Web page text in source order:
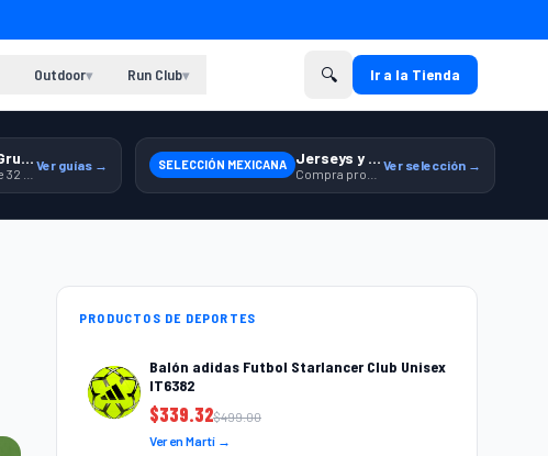
Outdoor▾ Run Club▾ 🔍 Ir a la Tienda
México líder del Grupo A Ver guías → SELECCIÓN MEXICANA Jerseys y equipamiento relacionado Ver selección →
PRODUCTOS DE DEPORTES
Balón adidas Futbol Starlancer Club Unisex
IT6382
$339.32$499.00
Ver en Martí →